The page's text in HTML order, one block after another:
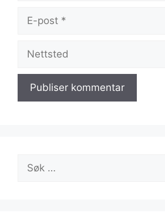
Nettsted
Søk
etter: